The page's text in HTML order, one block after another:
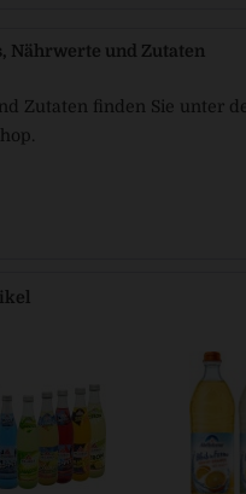
Nährwerte und Zutaten
Zutaten finden Sie unter